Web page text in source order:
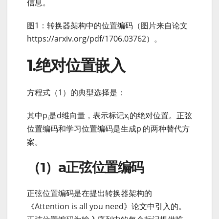
信息。
图1：转换器架构中的位置编码（图片来自论文
https://arxiv.org/pdf/1706.03762）。
1.绝对位置嵌入
方程式（1）的典型选择是：
其中pi是d维向量，表示标记xi的绝对位置。正弦
位置编码和学习位置编码是生成pi的两种替代方
案。
（1）a正弦位置编码
正弦位置编码是在提出转换器架构的
《Attention is all you need》论文中引入的。